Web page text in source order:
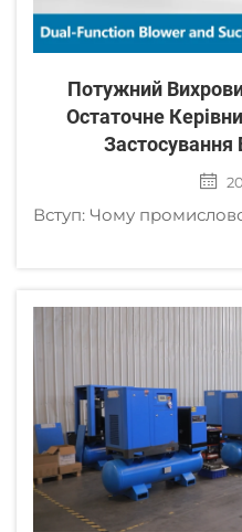
Потужний
Остаточне
Застосування